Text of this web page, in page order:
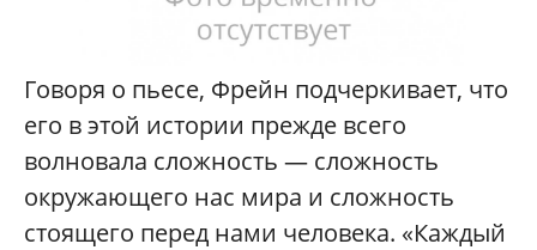
Говоря о пьесе, Фрейн подчеркивает, что
его в этой истории прежде всего
волновала сложность — сложность
окружающего нас мира и сложность
стоящего перед нами человека. «Каждый